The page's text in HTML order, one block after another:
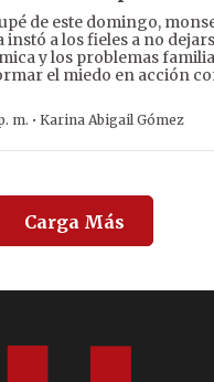
de este domingo,
instó a los fieles a no
y los problemas
el miedo en acción
m. · Karina Abigail Gómez
Carga Más